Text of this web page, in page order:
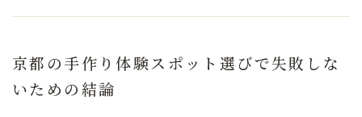
京都の手作り体験スポット選びで失敗しな
いための結論